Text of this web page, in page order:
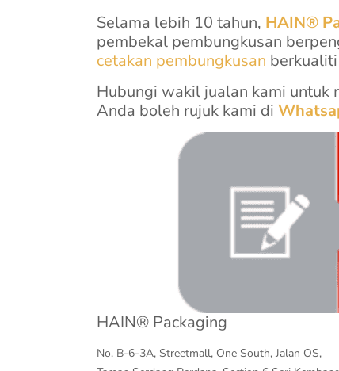
Selama lebih 10 tahun, HAIN®
pembekal pembungkusan
cetakan pembungkusan
Hubungi wakil jualan kami untuk
Anda boleh rujuk kami di
HAIN® Packaging
No. B-6-3A, Streetmall, One South, Jalan OS,